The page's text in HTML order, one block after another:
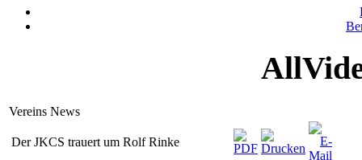
Vereins News
Der JKCS trauert um Rolf Rinke